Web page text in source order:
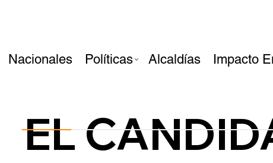
Nacionales Políticas Alcaldías Impacto
EL